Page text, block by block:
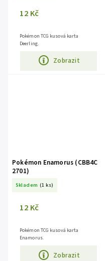
12 Kč
Zobrazit
Pokémon TCG kusová karta
Deerling.
Pokémon Enamorus (CBB4C
2701)
Skladem (1 ks)
12 Kč
Zobrazit
Pokémon TCG kusová karta
Enamorus.